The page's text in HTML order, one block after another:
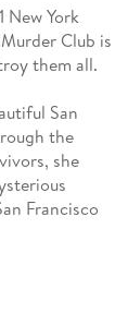
New York
Club is
them all.
San
the
she
Francisco
under
left